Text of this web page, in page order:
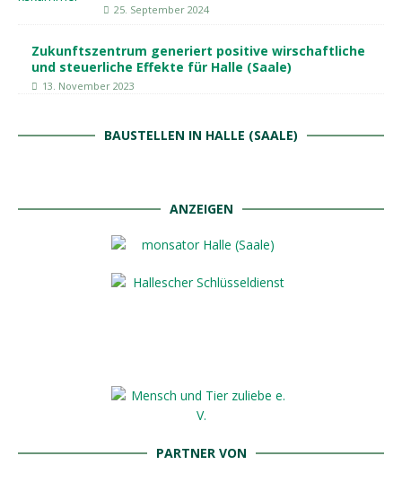
25. September 2024
Zukunftszentrum generiert positive wirschaftliche
und steuerliche Effekte für Halle (Saale)
13. November 2023
BAUSTELLEN IN HALLE (SAALE)
ANZEIGEN
PARTNER VON